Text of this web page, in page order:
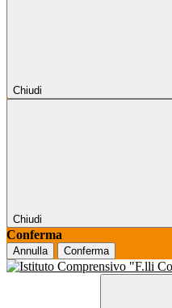
Chiudi
Chiudi
Conferma
Annulla Conferma